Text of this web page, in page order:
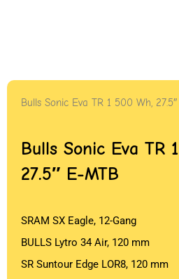
Bulls Sonic Eva TR 1 500 Wh,
Bulls Sonic Eva TR
27.5″ E-MTB
SRAM SX Eagle, 12-Gang
BULLS Lytro 34 Air, 120 mm
SR Suntour Edge LOR8, 120 mm